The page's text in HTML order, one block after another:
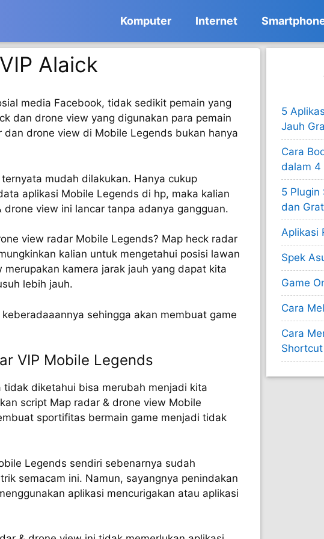
Komputer Internet
Alaick
media Facebook, tidak sedikit pemain yang
dan drone view yang digunakan para pemain
drone view di Mobile Legends bukan hanya
mudah dilakukan. Hanya cukup
aplikasi Mobile Legends di hp, maka kalian
view ini lancar tanpa adanya gangguan.
view radar Mobile Legends? Map heck radar
kalian untuk mengetahui posisi lawan
kamera jarak jauh yang dapat kita
lebih jauh.
sehingga akan membuat game
VIP Mobile Legends
tidak diketahui bisa merubah menjadi kita
script Map radar & drone view Mobile
sportifitas bermain game menjadi tidak
Legends sendiri sebenarnya sudah
semacam ini. Namun, sayangnya penindakan
aplikasi mencurigakan atau aplikasi
5
Jauh
Cara
dalam 4
5 Plugin
dan
Aplikasi
Spek
Game
Cara
Cara
Shortcut